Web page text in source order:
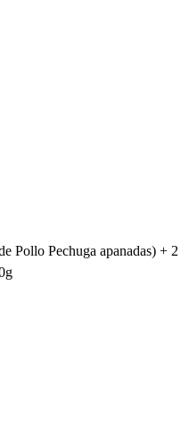
Pollo Pechuga apanadas) + 2